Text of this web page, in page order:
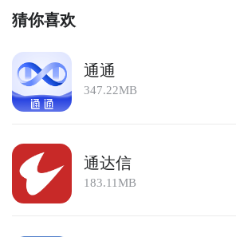
猜你喜欢
通通
347.22MB
通达信
183.11MB